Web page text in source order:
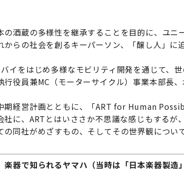
の酒蔵の多様性を継承することを目的に、ユニ
らの社会を創るキーパーソン、「醸し人」に
イをはじめ多様なモビリティ開発を通じて、
役員兼MC（モーターサイクル）事業本部長、
期経営計画とともに、「ART for Human
社に、ARTとはいささか不思議な感じもするが
同社がめざすもの、そしてその世界観につい
器で知られるヤマハ（当時は「日本楽器製造